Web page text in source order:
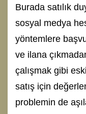
Burada satılık
sosyal medya
yöntemlere
ve ilana
çalışmak gibi
satış için
problemin de